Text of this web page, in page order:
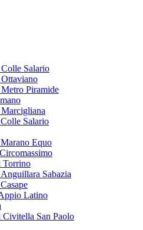
Salario
Piramide
Salario
Equo
Torrino
Sabazia
Latino
San Paolo